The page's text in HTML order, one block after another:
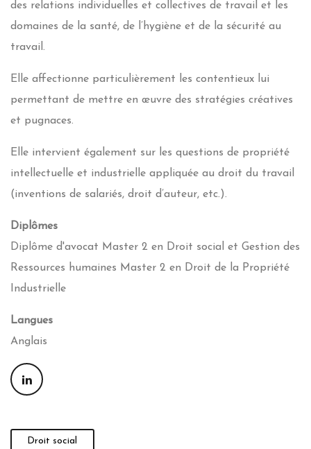
des relations individuelles et collectives de travail et les
domaines de la santé, de l’hygiène et de la sécurité au
travail.
Elle affectionne particulièrement les contentieux lui
permettant de mettre en œuvre des stratégies créatives
et pugnaces.
Elle intervient également sur les questions de propriété
intellectuelle et industrielle appliquée au droit du travail
(inventions de salariés, droit d’auteur, etc.).
Diplômes
Diplôme d'avocat Master 2 en Droit social et Gestion des
Ressources humaines Master 2 en Droit de la Propriété
Industrielle
Langues
Anglais
Droit social